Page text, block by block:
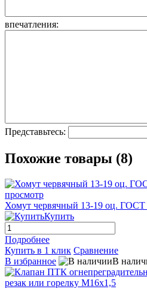
впечатления:
Представьтесь:
Похожие товары (8)
просмотр
Хомут червячный 13-19 оц. ГОСТ
Купить
Подробнее
Купить в 1 клик Сравнение
В избранное
В